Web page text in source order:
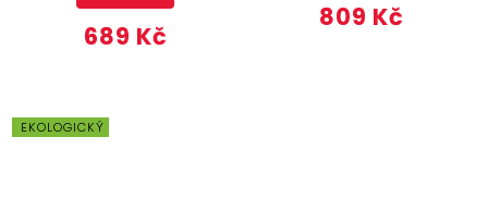
689 Kč
809 Kč
EKOLOGICKÝ